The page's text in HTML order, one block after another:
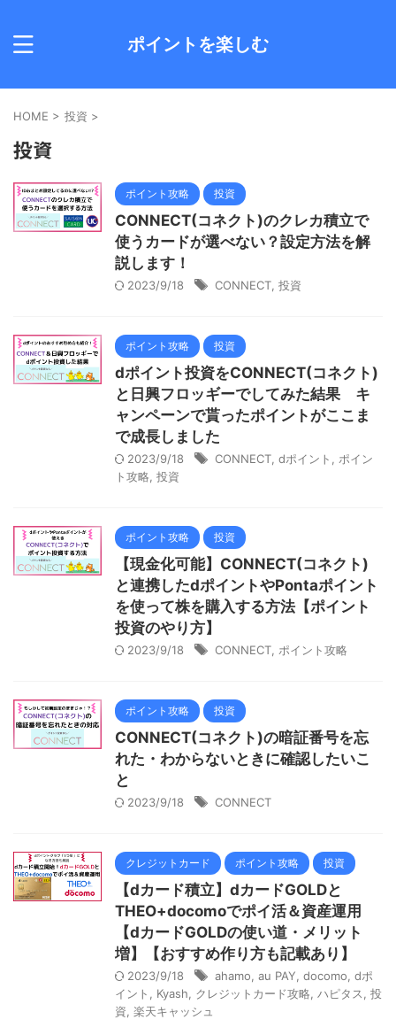
ポイントを楽しむ
HOME > 投資 >
投資
ポイント攻略 投資
CONNECT(コネクト)のクレカ積立で
使うカードが選べない？設定方法を解
説します！
2023/9/18 CONNECT 投資
ポイント攻略 投資
dポイント投資をCONNECT(コネクト)
と日興フロッギーでしてみた結果 キ
ャンペーンで貰ったポイントがここま
で成長しました
2023/9/18 CONNECT dポイント
ポイン
ト攻略 投資
ポイント攻略 投資
【現金化可能】CONNECT(コネクト)
と連携したdポイントやPontaポイント
を使って株を購入する方法【ポイント
投資のやり方】
2023/9/18 CONNECT ポイント攻略
ポイント攻略 投資
CONNECT(コネクト)の暗証番号を忘
れた・わからないときに確認したいこ
と
2023/9/18 CONNECT
クレジットカード ポイント攻略 投資
【dカード積立】dカードGOLDと
THEO+docomoでポイ活＆資産運用
【dカードGOLDの使い道・メリット
増】【おすすめ作り方も記載あり】
2023/9/18 ahamo au PAY docomo dポ
イント
Kyash クレジットカード攻略 ハピタス
投
資 楽天キャッシュ